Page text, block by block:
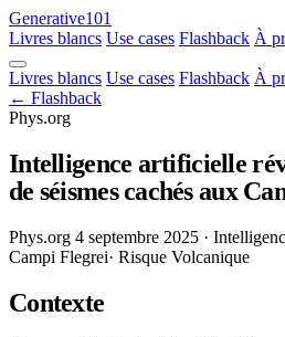
Generative101
Livres blancs Use cases Flashback À
Livres blancs Use cases Flashback À
← Flashback
Phys.org
Intelligence artificielle
de séismes cachés aux
Phys.org 4 septembre 2025 ·
Campi Flegrei· Risque Volcanique
Contexte